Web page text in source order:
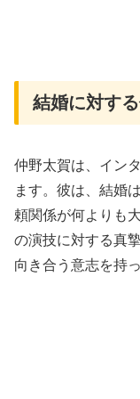
結婚に対す
仲野太賀は、イン
ます。彼は、結婚
頼関係が何よりも
の演技に対する真
向き合う意志を持